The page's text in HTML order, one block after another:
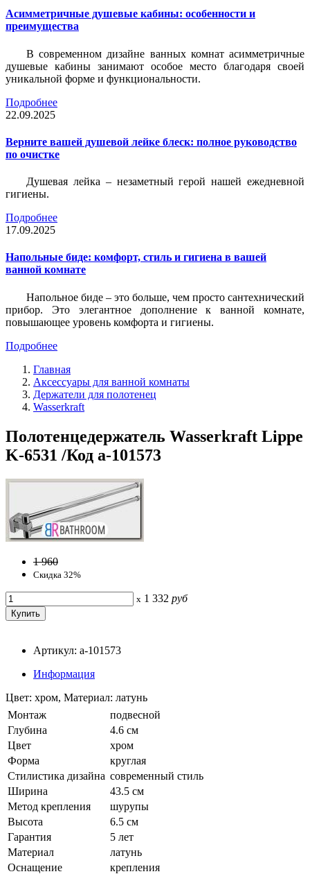
Асимметричные душевые кабины: особенности и
преимущества
В современном дизайне ванных комнат асимметричные
душевые кабины занимают особое место благодаря своей
уникальной форме и функциональности.
Подробнее
22.09.2025
Верните вашей душевой лейке блеск: полное руководство
по очистке
Душевая лейка – незаметный герой нашей ежедневной
гигиены.
Подробнее
17.09.2025
Напольные биде: комфорт, стиль и гигиена в вашей
ванной комнате
Напольное биде – это больше, чем просто сантехнический
прибор. Это элегантное дополнение к ванной комнате,
повышающее уровень комфорта и гигиены.
Подробнее
Главная
Аксессуары для ванной комнаты
Держатели для полотенец
Wasserkraft
Полотенцедержатель Wasserkraft Lippe
K-6531 /Код a-101573
1 960
Скидка 32%
x 1 332 руб
Артикул: a-101573
Информация
Цвет: хром, Материал: латунь
Монтаж
подвесной
Глубина
4.6 см
Цвет
хром
Форма
круглая
Стилистика дизайна современный стиль
Ширина
43.5 см
Метод крепления
шурупы
Высота
6.5 см
Гарантия
5 лет
Материал
латунь
Оснащение
крепления